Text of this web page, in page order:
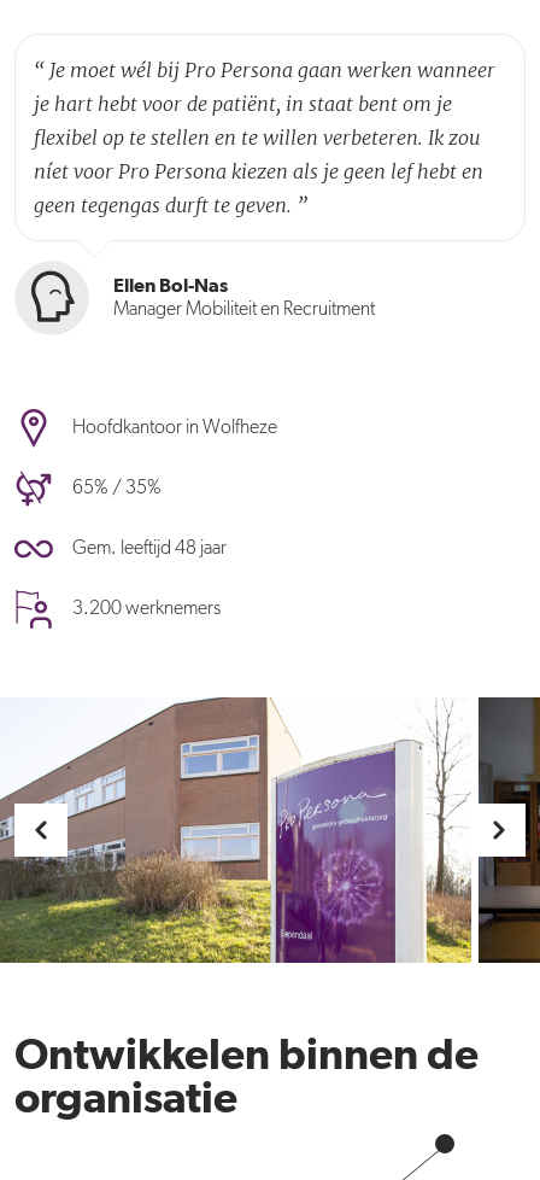
“ Je moet wél bij Pro Persona gaan werken wanneer
je hart hebt voor de patiënt, in staat bent om je
flexibel op te stellen en te willen verbeteren. Ik zou
níet voor Pro Persona kiezen als je geen lef hebt en
geen tegengas durft te geven. ”
Ellen Bol-Nas
Manager Mobiliteit en Recruitment
Hoofdkantoor in Wolfheze
65% / 35%
Gem. leeftijd 48 jaar
3.200 werknemers
Ontwikkelen binnen de
organisatie